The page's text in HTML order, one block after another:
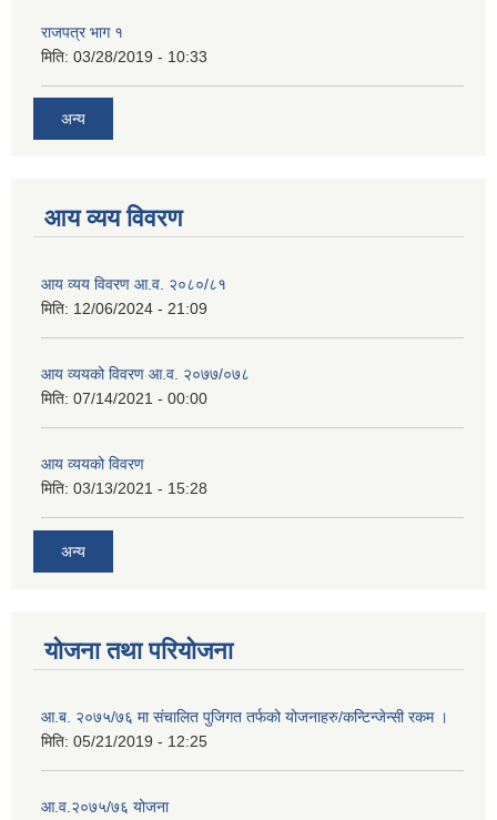
राजपत्र भाग १
मिति: 03/28/2019 - 10:33
अन्य
आय व्यय विवरण
आय व्यय विवरण आ.व. २०८०/८१
मिति: 12/06/2024 - 21:09
आय व्ययको विवरण आ.व. २०७७/०७८
मिति: 07/14/2021 - 00:00
आय व्ययको विवरण
मिति: 03/13/2021 - 15:28
अन्य
योजना तथा परियोजना
आ.ब. २०७५/७६ मा संचालित पुजिगत तर्फको योजनाहरु/कन्टिन्जेन्सी रकम ।
मिति: 05/21/2019 - 12:25
आ.व.२०७५/७६ योजना